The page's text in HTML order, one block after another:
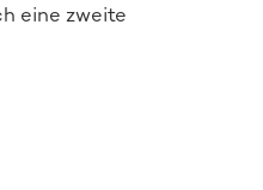
eine zweite